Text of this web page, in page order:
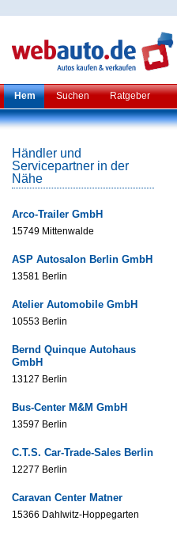
Hem Suchen Ratgeber
Händler und
Servicepartner in der
Nähe
Arco-Trailer GmbH
15749 Mittenwalde
ASP Autosalon Berlin GmbH
13581 Berlin
Atelier Automobile GmbH
10553 Berlin
Bernd Quinque Autohaus
GmbH
13127 Berlin
Bus-Center M&M GmbH
13597 Berlin
C.T.S. Car-Trade-Sales Berlin
12277 Berlin
Caravan Center Matner
15366 Dahlwitz-Hoppegarten